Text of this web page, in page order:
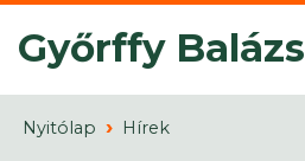
Győrffy Balázs
Nyitólap Hírek